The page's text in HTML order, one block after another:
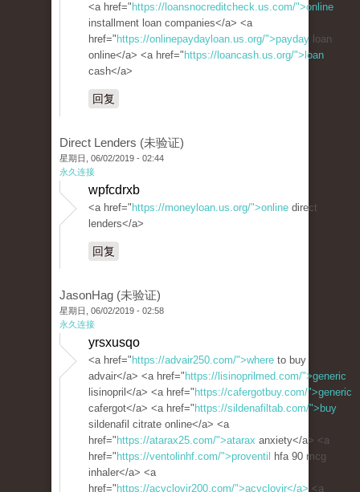
<a href=" https://loansnocreditcheck.us.com/">online
installment loan companies</a> <a
href=" https://onlinepaydayloan.us.org/">payday loan
online</a> <a href=" https://loancash.us.org/">loan
cash</a>
回复
Direct Lenders (未验证)
星期日, 06/02/2019 - 02:44
永久连接
wpfcdrxb
<a href=" https://moneyloan.us.org/">online direct
lenders</a>
回复
JasonHag (未验证)
星期日, 06/02/2019 - 02:58
永久连接
yrsxusqo
<a href=" https://advair250.com/">where to buy
advair</a> <a href=" https://lisinoprilmed.com/">generic
lisinopril</a> <a href=" https://cafergotbuy.com/">generic
cafergot</a> <a href=" https://sildenafiltab.com/">buy
sildenafil citrate online</a> <a
href=" https://atarax25.com/">atarax anxiety</a> <a
href=" https://ventolinhf.com/">proventil
hfa 90 mcg
inhaler</a> <a
href=" https://acyclovir200.com/">acyclovir</a> <a